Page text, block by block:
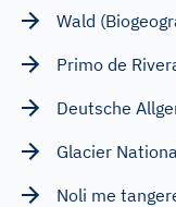
Wald
Primo de
Deutsche
Glacier
Noli me